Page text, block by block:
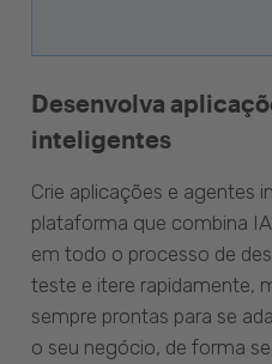
Desenvolva
inteligentes
Crie aplicações e agentes
plataforma que combina
em todo o processo de
teste e itere rapidamente,
sempre prontas para se
o seu negócio, de forma